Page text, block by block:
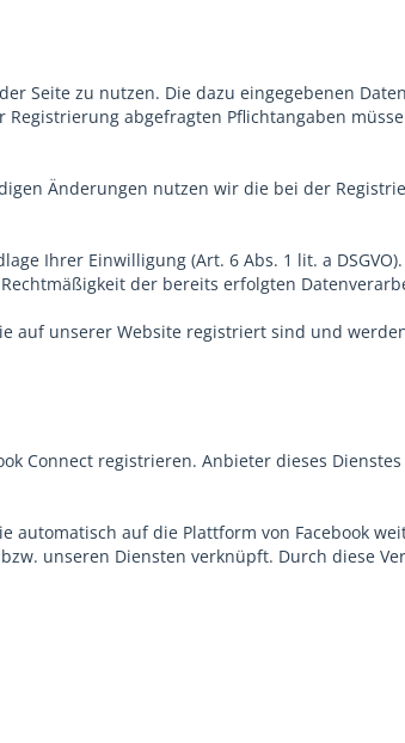
Seite zu nutzen. Die dazu eingegebenen
abgefragten Pflichtangaben
Änderungen nutzen wir die bei der
Ihrer Einwilligung (Art. 6 Abs. 1 lit. a
der bereits erfolgten
auf unserer Website registriert sind und
Connect registrieren. Anbieter dieses
automatisch auf die Plattform von Facebook
unseren Diensten verknüpft. Durch diese